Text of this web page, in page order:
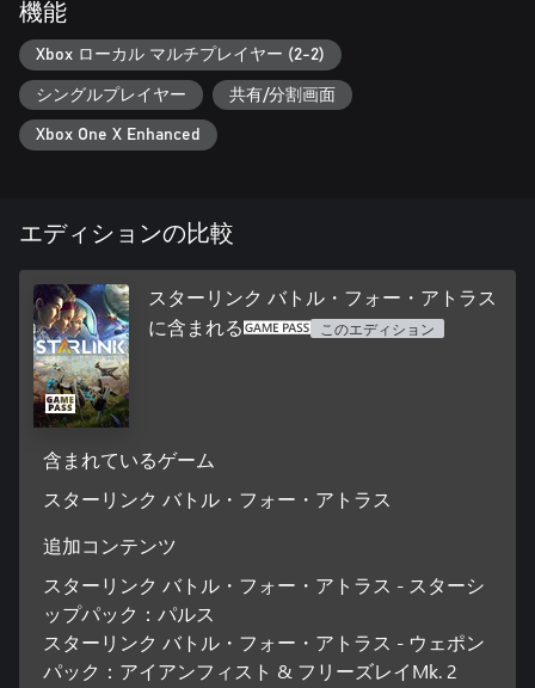
機能
Xbox ローカル マルチプレイヤー (2-2)
シングルプレイヤー 共有/分割画面
Xbox One X Enhanced
エディションの比較
スターリンク バトル・フォー・アトラス
に含まれる このエディション
含まれているゲーム
スターリンク バトル・フォー・アトラス
追加コンテンツ
スターリンク バトル・フォー・アトラス - スターシ
ップパック：パルス
スターリンク バトル・フォー・アトラス - ウェポン
パック：アイアンフィスト & フリーズレイMk. 2